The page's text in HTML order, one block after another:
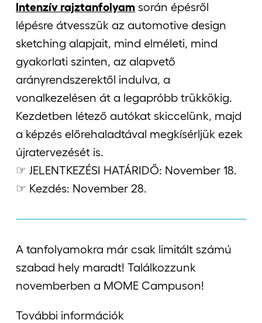
Intenzív rajztanfolyam során épésről
lépésre átvesszük az automotive design
sketching alapjait, mind elméleti, mind
gyakorlati szinten, az alapvető
arányrendszerektől indulva, a
vonalkezelésen át a legapróbb trükkökig.
Kezdetben létező autókat skiccelünk, majd
a képzés előrehaladtával megkísérljük ezek
újratervezését is.
☞ JELENTKEZÉSI HATÁRIDŐ: November 18.
☞ Kezdés: November 28.
A tanfolyamokra már csak limitált számú
szabad hely maradt! Találkozzunk
novemberben a MOME Campuson!
További információk